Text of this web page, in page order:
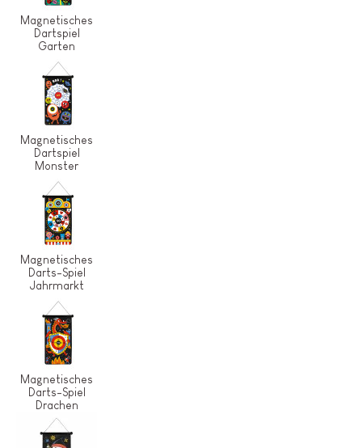
Magnetisches
Dartspiel
Garten
Magnetisches
Dartspiel
Monster
Magnetisches
Darts-Spiel
Jahrmarkt
Magnetisches
Darts-Spiel
Drachen